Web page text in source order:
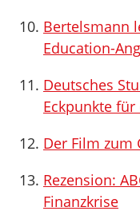
Bertelsmann
Education-
Deutsches
Eckpunkte
Der Film zum
Rezension:
Finanzkrise